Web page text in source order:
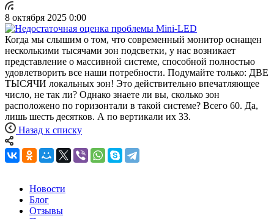
8 октября 2025 0:00
Когда мы слышим о том, что современный монитор оснащен
несколькими тысячами зон подсветки, у нас возникает
представление о массивной системе, способной полностью
удовлетворить все наши потребности. Подумайте только: ДВЕ
ТЫСЯЧИ локальных зон! Это действительно впечатляющее
число, не так ли? Однако знаете ли вы, сколько зон
расположено по горизонтали в такой системе? Всего 60. Да,
лишь шесть десятков. А по вертикали их 33.
Назад к списку
Новости
Блог
Отзывы